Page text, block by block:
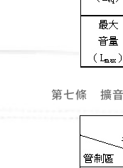
第七條 擴音